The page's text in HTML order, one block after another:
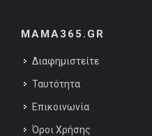
MAMA365.GR
Διαφημιστείτε
Ταυτότητα
Επικοινωνία
Όροι Χρήσης